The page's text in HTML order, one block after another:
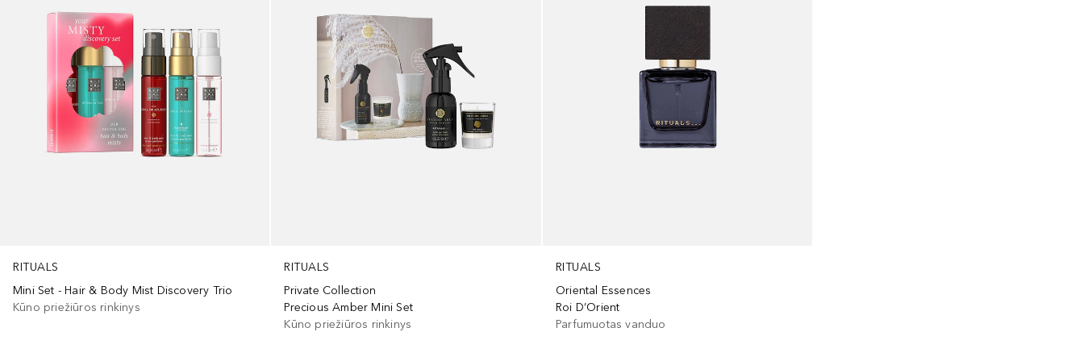
RITUALS
Mini Set - Hair & Body Mist Discovery Trio
Kūno priežiūros rinkinys
RITUALS
Private Collection
Precious Amber Mini Set
Kūno priežiūros rinkinys
RITUALS
Oriental Essences
Roi D’Orient
Parfumuotas vanduo